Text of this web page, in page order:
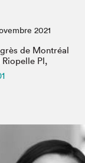
Braindate
2022
2021
de Montréal
Riopelle Pl,